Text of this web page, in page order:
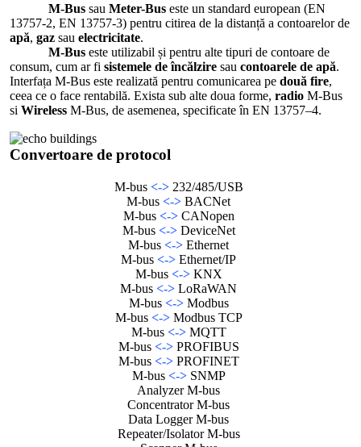
M-Bus sau Meter-Bus este un standard european (EN
13757-2, EN 13757-3) pentru citirea de la distanță a contoarelor de
apă, gaz sau electricitate.
M-Bus este utilizabil și pentru alte tipuri de contoare de
consum, cum ar fi sistemele de încălzire sau contoarele de apă.
Interfața M-Bus este realizată pentru comunicarea pe două fire,
ceea ce o face rentabilă. Exista sub alte doua forme, radio M-Bus
si Wireless M-Bus, de asemenea, specificate în EN 13757–4.
Convertoare de protocol
M-bus <->232/485/USB
M-bus <-> BACNet
M-bus <->CANopen
M-bus <-> DeviceNet
M-bus <-> Ethernet
M-bus <-> Ethernet/IP
M-bus <->KNX
M-bus <-> LoRaWAN
M-bus <->Modbus
M-bus <-> Modbus TCP
M-bus <-> MQTT
M-bus <->PROFIBUS
M-bus <->PROFINET
M-bus <->SNMP
Analyzer M-bus
Concentrator M-bus
Data Logger M-bus
Repeater/Isolator M-bus